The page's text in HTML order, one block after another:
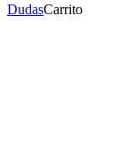
DudasCarrito